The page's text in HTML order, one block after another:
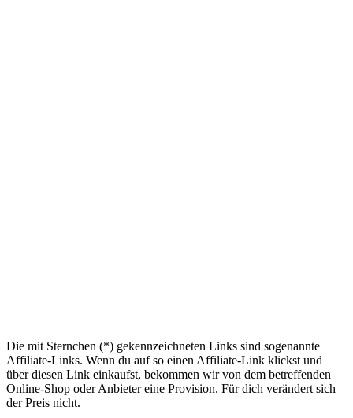
Die mit Sternchen (*) gekennzeichneten Links sind sogenannte
Affiliate-Links. Wenn du auf so einen Affiliate-Link klickst und
über diesen Link einkaufst, bekommen wir von dem betreffenden
Online-Shop oder Anbieter eine Provision. Für dich verändert sich
der Preis nicht.